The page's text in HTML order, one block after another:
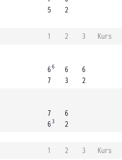
5
2
1 2 3
Kurs
66
7
6
3
6
2
7
6 3
6
2
1 2 3
Kurs